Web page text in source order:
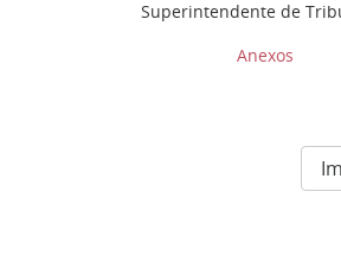
Superintendente de
Anexos